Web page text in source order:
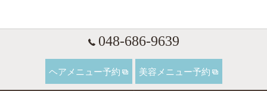
048-686-9639
ヘアメニュー予約 美容メニュー予約